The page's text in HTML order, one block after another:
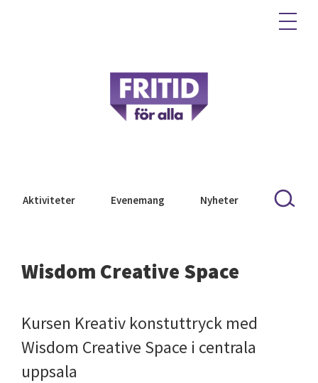
Aktiviteter Evenemang Nyheter
Wisdom Creative Space
Kursen Kreativ konstuttryck med
Wisdom Creative Space i centrala
uppsala